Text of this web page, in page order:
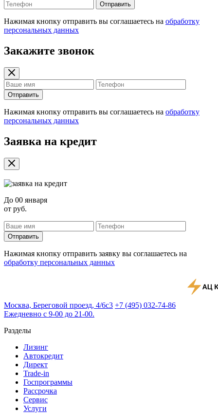
Отправить
Нажимая кнопку отправить вы соглашаетесь на обработку
персональных данных
Закажите звонок
Отправить
Нажимая кнопку отправить вы соглашаетесь на обработку
персональных данных
Заявка на кредит
До 00 января
от руб.
Отправить
Нажимая кнопку отправить заявку вы соглашаетесь на
обработку персональных данных
Москва, Береговой проезд, 4/6с3 +7 (495) 032-74-86
Ежедневно с 9-00 до 21-00.
Разделы
Лизинг
Автокредит
Директ
Trade-in
Госпрограммы
Рассрочка
Сервис
Услуги